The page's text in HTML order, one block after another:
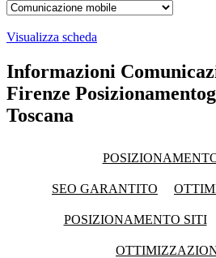
Visualizza scheda
Informazioni
Firenze
Toscana
SEO GARANTITO
POSIZIONAMENTO SITI